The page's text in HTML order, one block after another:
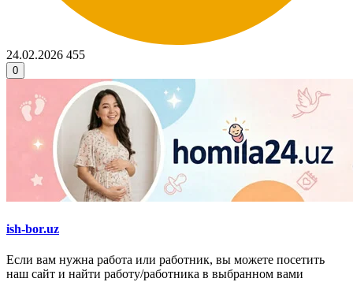
24.02.2026 455
0
ish-bor.uz
Если вам нужна работа или работник, вы можете посетить
наш сайт и найти работу/работника в выбранном вами